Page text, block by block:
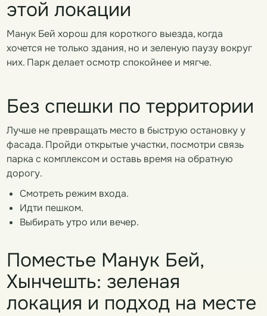
этой локации
Манук Бей хорош для короткого выезда, когда
хочется не только здания, но и зеленую паузу вокруг
них. Парк делает осмотр спокойнее и мягче.
Без спешки по территории
Лучше не превращать место в быструю остановку у
фасада. Пройди открытые участки, посмотри связь
парка с комплексом и оставь время на обратную
дорогу.
Смотреть режим входа.
Идти пешком.
Выбирать утро или вечер.
Поместье Манук Бей,
Хынчешть: зеленая
локация и подход на месте